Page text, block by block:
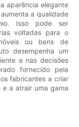
aparência elegante
a qualidade
Isso pode ser
voltadas para o
ou bens de
desempenha um
e nas decisões
fornecido pela
fabricantes a criar
a atrair uma gama